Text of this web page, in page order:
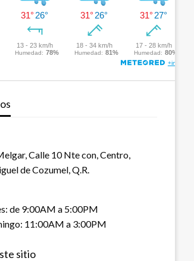
Calle 10 Nte con, Centro,
de Cozumel, Q.R.
de 9:00AM a 5:00PM
11:00AM a 3:00PM
sitio